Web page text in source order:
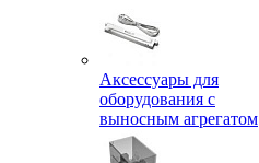
Аксессуары для
оборудования с
выносным агрегатом